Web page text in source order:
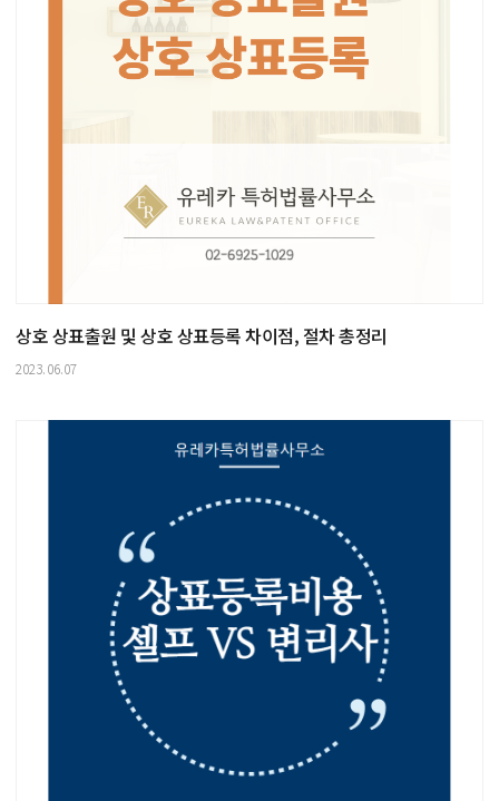
상호 상표출원 및 상호 상표등록 차이점, 절차 총정리
2023.06.07